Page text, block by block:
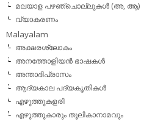
മലയാള പഴഞ്ചൊല്ലുകൾ (അ, ആ)
വ്യാകരണം
Malayalam
അക്ഷരശ്ലോകം
അനത്തോളിയന്‍ ഭാഷകള്‍
അന്താദിപ്രാസം
ആദ്യകാല പദ്യകൃതികള്‍
എഴുത്തുകളരി
എഴുത്തുകാരും തൂലികാനാമവും